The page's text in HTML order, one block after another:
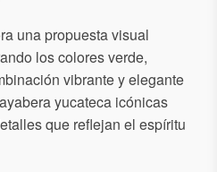
una propuesta visual
los colores verde,
vibrante y elegante
yucateca icónicas
que reflejan el espíritu